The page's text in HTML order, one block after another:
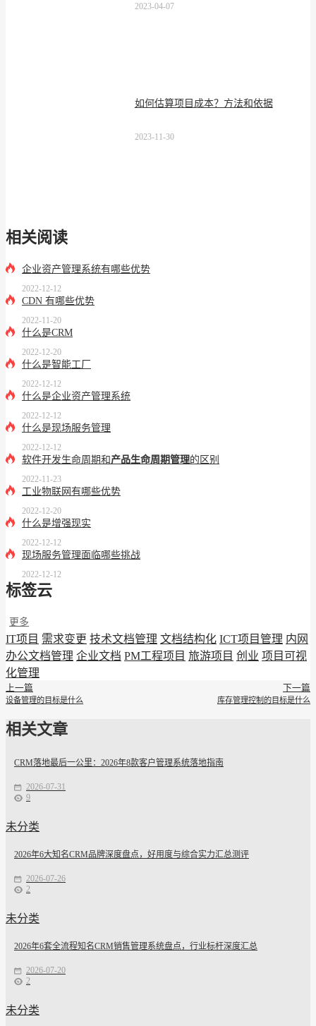
2023-04-07
如何估算项目成本？方法和依据
2023-11-30
相关阅读
企业资产管理系统有哪些优势
2022-12-12
CDN 有哪些优势
2022-11-20
什么是CRM
2022-12-20
什么是智能工厂
2022-12-12
什么是企业资产管理系统
2022-12-12
什么是现场服务管理
2022-12-12
软件开发生命周期和 产品生命周期管理的区别
2022-11-23
工业物联网有哪些优势
2022-12-20
什么是增强现实
2022-12-12
现场服务管理面临哪些挑战
2022-12-12
标签云
更多
IT项目 需求变更 技术文档管理 文档结构化 ICT项目管理 内网
办公文档管理 企业文档 PM工程项目 旅游项目 创业 项目可视
化管理
上一篇
设备管理的目标是什么
下一篇
库存管理控制的目标是什么
相关文章
CRM落地最后一公里：2026年8款客户管理系统落地指南
2026-07-31
9
未分类
2026年6大知名CRM品牌深度盘点，好用度与综合实力汇总测评
2026-07-26
2
未分类
2026年6套全流程知名CRM销售管理系统盘点，行业标杆深度汇总
2026-07-20
2
未分类